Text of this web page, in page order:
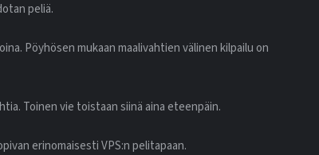
peliä.
Pöyhösen mukaan maalivahtien välinen kilpailu on
Toinen vie toistaan siinä aina eteenpäin.
erinomaisesti VPS:n pelitapaan.